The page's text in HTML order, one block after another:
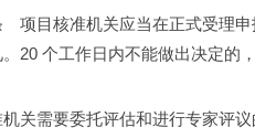
目核准机关应当在正式受理申
20 个工作日内不能做出决定的
需要委托评估和进行专家评议